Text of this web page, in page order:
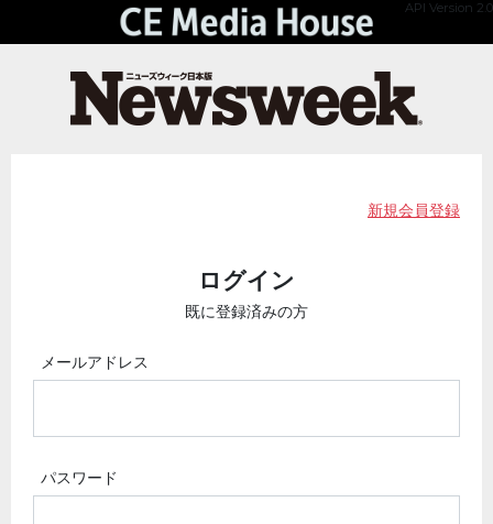
API Version 2.0
新規会員登録
ログイン
既に登録済みの方
メールアドレス
パスワード